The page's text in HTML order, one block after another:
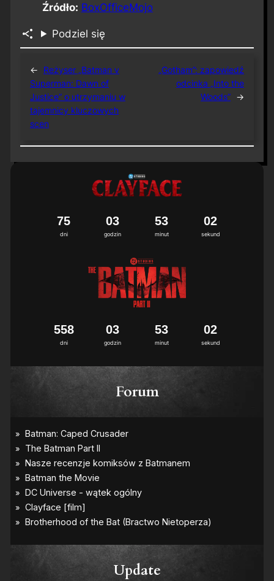
Źródło: BoxOfficeMojo
Podziel się
←
Reżyser „Batman v
Superman: Dawn of
Justice” o utrzymaniu w
tajemnicy kluczowych
scen
„Gotham”: zapowiedź
odcinka „Into the
Woods” →
dni
75
godzin
03
minut
53
sekund
01
2
dni
558
godzin
03
minut
53
sekund
01
2
Forum
Update